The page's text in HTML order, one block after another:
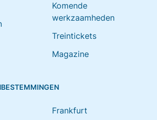
Komende
werkzaamheden
Treintickets
Magazine
Frankfurt